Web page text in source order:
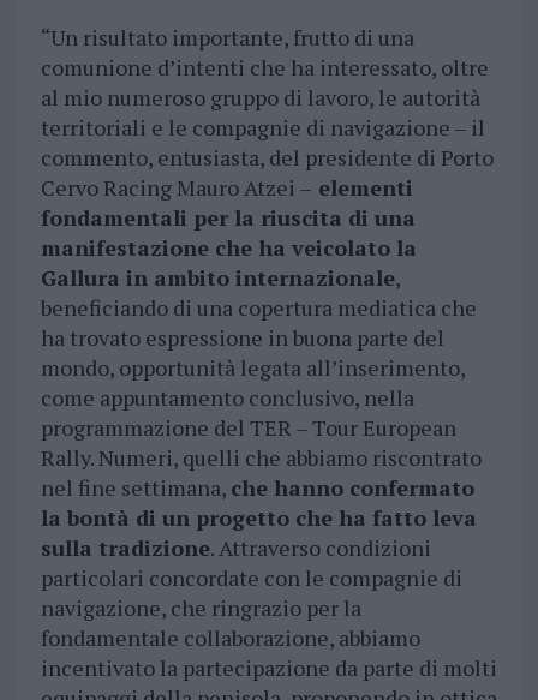
“Un risultato importante, frutto di una
comunione d’intenti che ha interessato, oltre
al mio numeroso gruppo di lavoro, le autorità
territoriali e le compagnie di navigazione – il
commento, entusiasta, del presidente di Porto
Cervo Racing Mauro Atzei – elementi
fondamentali per la riuscita di una
manifestazione che ha veicolato la
Gallura in ambito internazionale,
beneficiando di una copertura mediatica che
ha trovato espressione in buona parte del
mondo, opportunità legata all’inserimento,
come appuntamento conclusivo, nella
programmazione del TER – Tour European
Rally. Numeri, quelli che abbiamo riscontrato
nel fine settimana, che hanno confermato
la bontà di un progetto che ha fatto leva
sulla tradizione. Attraverso condizioni
particolari concordate con le compagnie di
navigazione, che ringrazio per la
fondamentale collaborazione, abbiamo
incentivato la partecipazione da parte di molti